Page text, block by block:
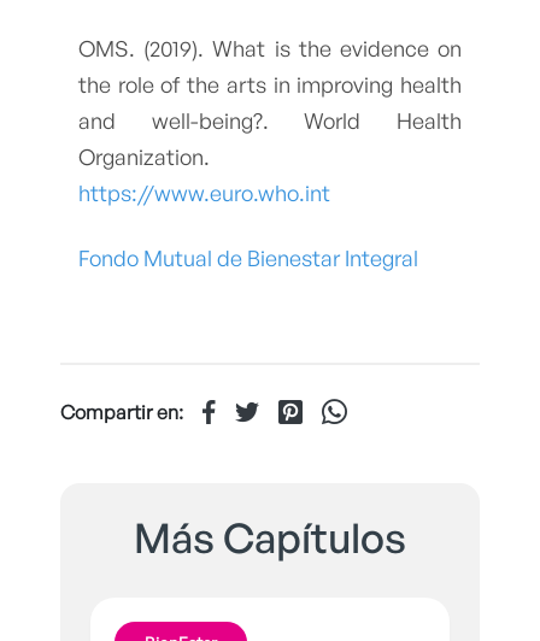
OMS. (2019). What is the evidence on
the role of the arts in improving health
and well-being?. World Health
Organization.
https://www.euro.who.int
Fondo Mutual de Bienestar Integral
Compartir en:
Más Capítulos